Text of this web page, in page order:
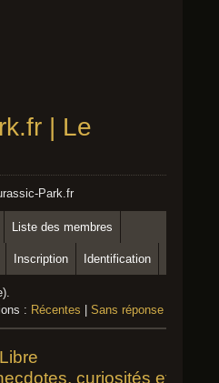
| Le
Park.fr
Liste des membres
Inscription Identification
: Récentes Sans réponse
curiosités et